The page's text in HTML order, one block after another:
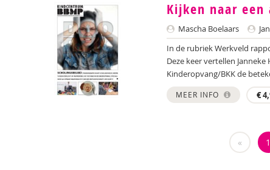
Kijken naar
Mascha Boelaars
In de rubriek Werkveld
Deze keer vertellen
Kinderopvang/BKK de
MEER INFO €
« 1